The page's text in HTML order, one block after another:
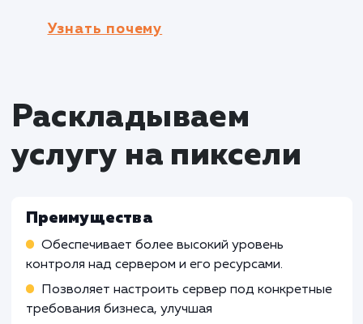
Услуга настройки VPS, VDS и Dedicated
может быть избыточной для небольших
низким трафиком. В таких случаях,
специализированных платформ с более
более эффективным решением.
Неопытным пользователям без
технических знаний